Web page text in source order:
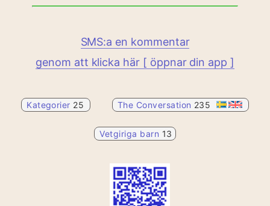
SMS:a en kommentar
genom att klicka här [ öppnar din app ]
Kategorier 25 The Conversation 235
Vetgiriga barn 13